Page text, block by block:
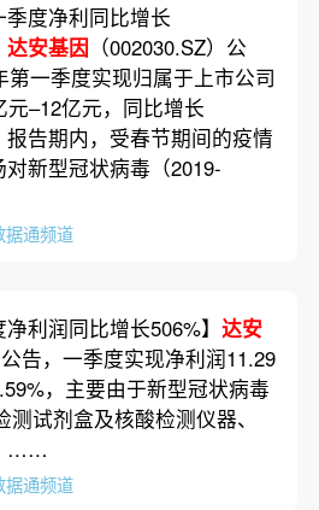
季度净利同比增长
达安基因 （002030.SZ）公
第一季度实现归属于上市公司
–12亿元，同比增长
报告期内，受春节期间的疫情
新型冠状病毒（2019-
据通频道
利润同比增长506%】 达安
公告，一季度实现净利润11.29
，主要由于新型冠状病毒
测试剂盒及核酸检测仪器、
……
据通频道